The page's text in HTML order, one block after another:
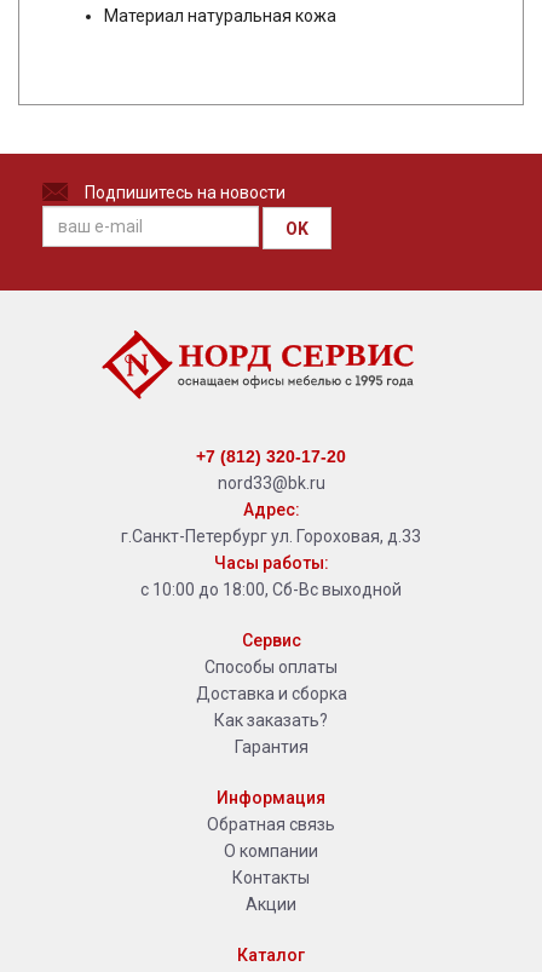
Материал натуральная кожа
Подпишитесь на новости
OK
+7 (812) 320-17-20
nord33@bk.ru
Адрес:
г.Санкт-Петербург ул. Гороховая, д.33
Часы работы:
с 10:00 до 18:00, Сб-Вс выходной
Сервис
Способы оплаты
Доставка и сборка
Как заказать?
Гарантия
Информация
Обратная связь
О компании
Контакты
Акции
Каталог